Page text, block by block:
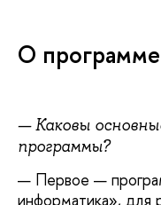
О программе
— Каковы
программы?
— Первое —
информатика», для